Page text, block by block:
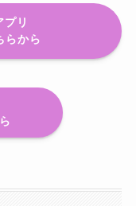
リ
らから